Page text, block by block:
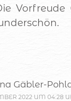
Gäbler-
2022 UM 04:28